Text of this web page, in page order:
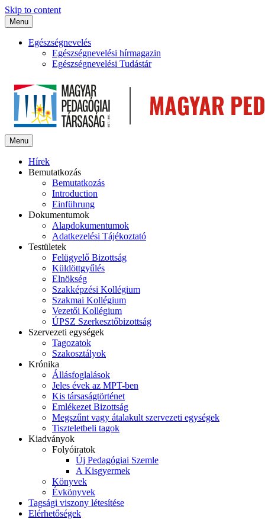
Skip to content
Menu
Egészségnevelés
Egészségnevelési hírmagazin
Egészségnevelési Tudástár
Menu
Hírek
Bemutatkozás
Bemutatkozás
Introduction
Einführung
Dokumentumok
Alapdokumentumok
Adatkezelési Tájékoztató
Testületek
Felügyelő Bizottság
Küldöttgyűlés
Elnökség
Szakképzési Kollégium
Szakmai Kollégium
Vezetői Kollégium
ÚPSZ Szerkesztőbizottság
Szervezeti egységek
Tagozatok
Szakosztályok
Krónika
Állásfoglalások
Jeles évek az MPT-ben
Kis társaságtörténet
Emlékezet Bizottság
Megszűnt vagy átalakult szervezeti egységek
Tiszteletbeli tagok
Kiadványok
Folyóiratok
Új Pedagógiai Szemle
A Kisgyermek
Könyvek
Évkönyvek
Tagsági viszony létesítése
Elérhetőségek